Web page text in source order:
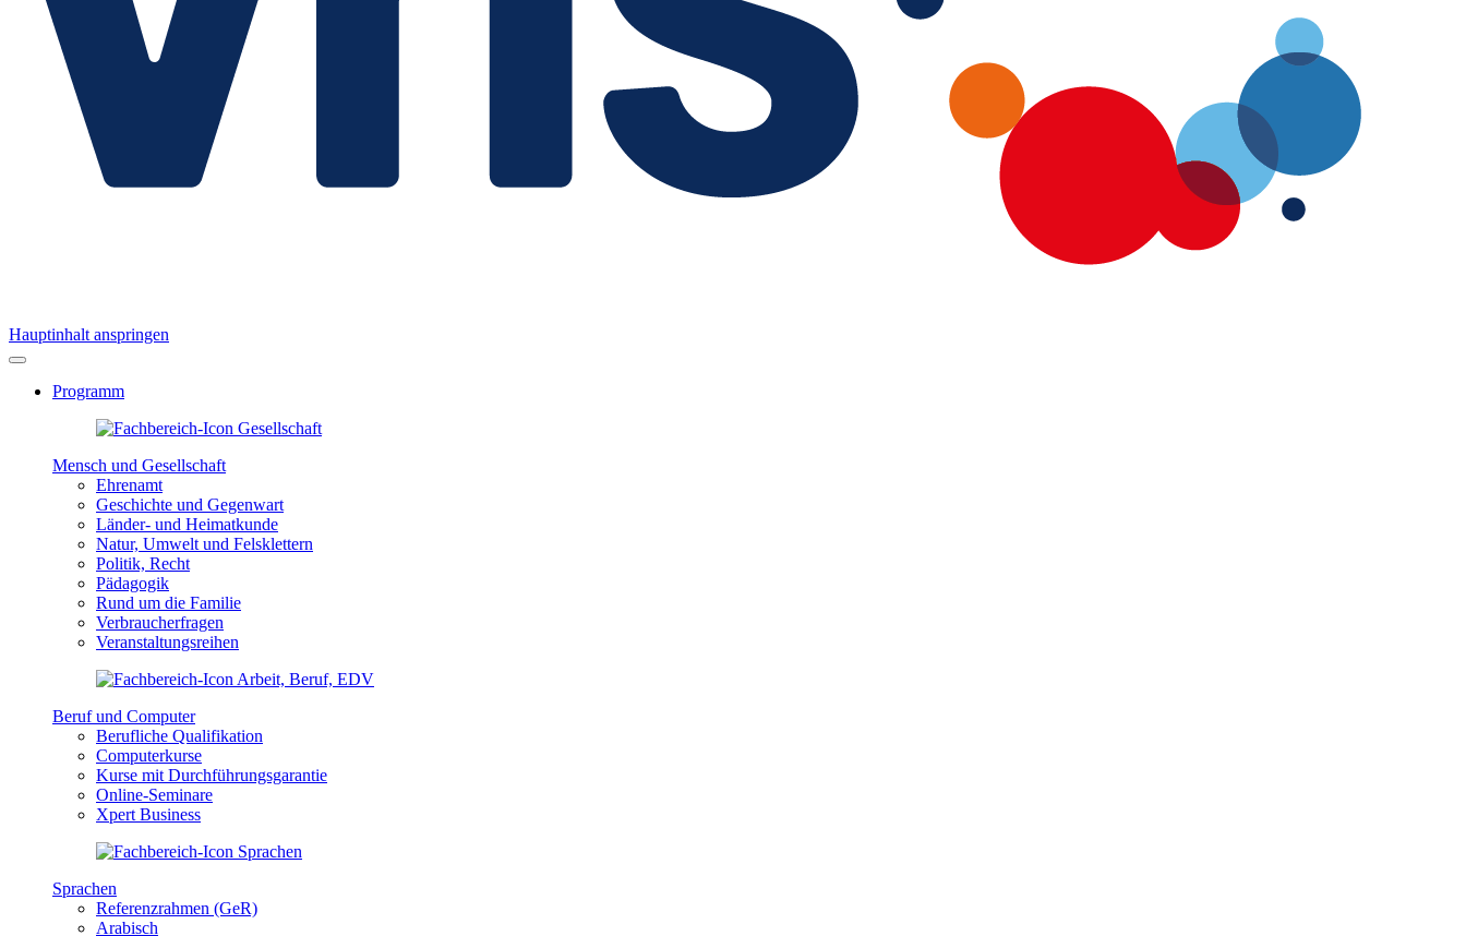
Hauptinhalt anspringen
Programm
Mensch und Gesellschaft
Ehrenamt
Geschichte und Gegenwart
Länder- und Heimatkunde
Natur, Umwelt und Felsklettern
Politik, Recht
Pädagogik
Rund um die Familie
Verbraucherfragen
Veranstaltungsreihen
Beruf und Computer
Berufliche Qualifikation
Computerkurse
Kurse mit Durchführungsgarantie
Online-Seminare
Xpert Business
Sprachen
Referenzrahmen (GeR)
Arabisch